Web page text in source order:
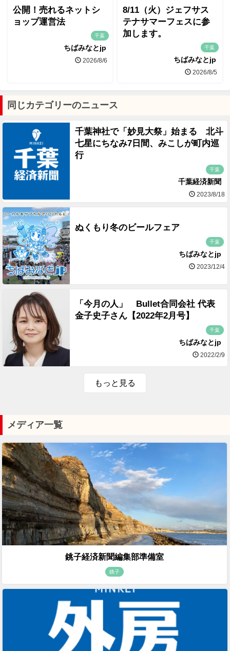
公開！売れるネットシ
ョップ運営法
千葉
ちばみなとjp
2026/8/6
8/11（火）ジェフサス
テナサマーフェスに参
加します。
千葉
ちばみなとjp
2026/8/5
同じカテゴリーのニュース
千葉神社で「妙見大祭」始まる 北斗
七星にちなみ7日間、みこしが町内巡
行
千葉
千葉経済新聞
2023/8/18
ぬくもり冬のビールフェア
千葉
ちばみなとjp
2023/12/4
「今月の人」 Bullet合同会社 代表
金子史子さん【2022年2月号】
千葉
ちばみなとjp
2022/2/9
もっと見る
メディア一覧
銚子経済新聞編集部準備室
銚子